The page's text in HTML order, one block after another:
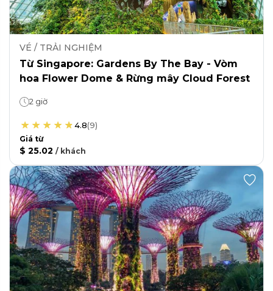
VÉ / TRẢI NGHIỆM
Từ Singapore: Gardens By The Bay - Vòm
hoa Flower Dome & Rừng mây Cloud Forest
2 giờ
4.8(9)
Giá từ
$ 25.02 / khách